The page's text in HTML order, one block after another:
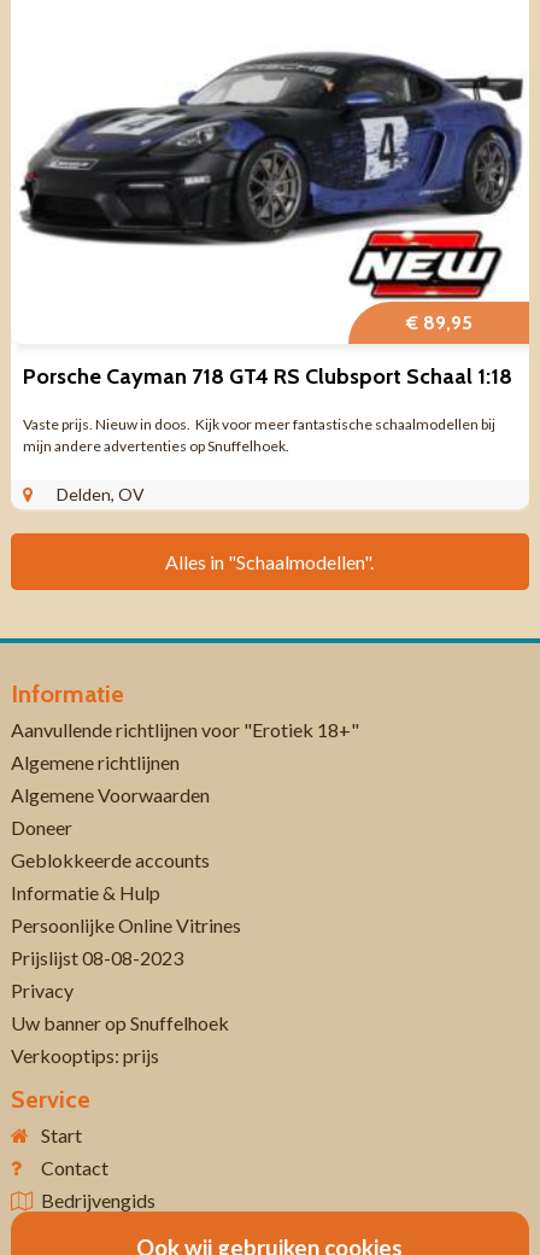
€ 89,95
Porsche Cayman 718 GT4 RS Clubsport Schaal 1:18
Vaste prijs. Nieuw in doos. Kijk voor meer fantastische schaalmodellen bij
mijn andere advertenties op Snuffelhoek.
Delden, OV
Alles in "Schaalmodellen".
Informatie
Aanvullende richtlijnen voor "Erotiek 18+"
Algemene richtlijnen
Algemene Voorwaarden
Doneer
Geblokkeerde accounts
Informatie & Hulp
Persoonlijke Online Vitrines
Prijslijst 08-08-2023
Privacy
Uw banner op Snuffelhoek
Verkooptips: prijs
Service
Start
Contact
Bedrijvengids
Ook wij gebruiken cookies